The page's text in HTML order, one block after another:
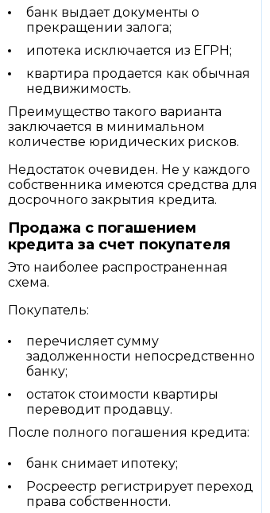
банк выдает документы о
прекращении залога;
ипотека исключается из ЕГРН;
квартира продается как обычная
недвижимость.
Преимущество такого варианта
заключается в минимальном
количестве юридических рисков.
Недостаток очевиден. Не у каждого
собственника имеются средства для
досрочного закрытия кредита.
Продажа с погашением
кредита за счет покупателя
Это наиболее распространенная
схема.
Покупатель:
перечисляет сумму
задолженности непосредственно
банку;
остаток стоимости квартиры
переводит продавцу.
После полного погашения кредита:
банк снимает ипотеку;
Росреестр регистрирует переход
права собственности.